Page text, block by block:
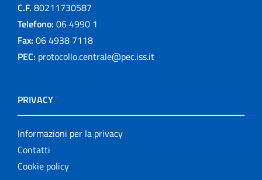
C.F. 80211730587
Telefono: 06 4990 1
Fax: 06 4938 7118
PEC: protocollo.centrale@pec.iss.it
PRIVACY
Informazioni per la privacy
Contatti
Cookie policy